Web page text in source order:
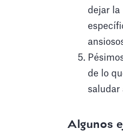
dejar la
de lo
saludar
Algunos